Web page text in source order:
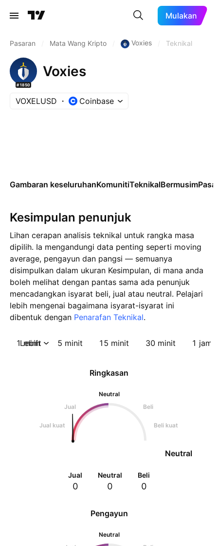
Mulakan
Pasaran Mata Wang Kripto Voxies Teknikal
#1850
Voxies
VOXELUSD Coinbase
Gambaran keseluruhanKomunitiTeknikalBermusim
Kesimpulan penunjuk
Lihan cerapan analisis teknikal untuk rangka masa
dipilih. Ia mengandungi data penting seperti moving
average, pengayun dan pangsi — semuanya
disimpulkan dalam ukuran Kesimpulan, di mana anda
boleh melihat dengan pantas sama ada penunjuk
mencadangkan isyarat beli, jual atau neutral. Pelajari
lebih mengenai bagaimana isyarat-isyarat ini
dibentuk dengan Penarafan Teknikal.
1 minit 5 minit 15 minit 30 minit 1 jam
Lebih
Pengayun
Neutral
Ringkasan
Neutral
Jual
Beli
Jual kuat Beli kuat
Neutral
Jual
0
Neutral
0
Beli
0